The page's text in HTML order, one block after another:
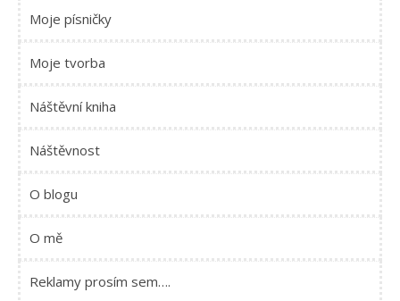
Moje písničky
Moje tvorba
Náštěvní kniha
Náštěvnost
O blogu
O mě
Reklamy prosím sem….